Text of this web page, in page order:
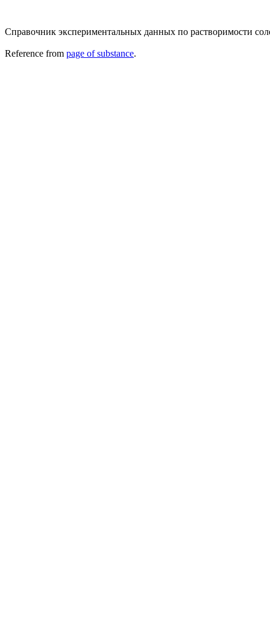
Справочник экспериментальных данных по растворимости
Reference from page of substance.